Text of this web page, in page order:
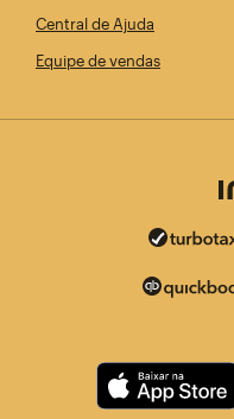
Central de Ajuda
Equipe de vendas